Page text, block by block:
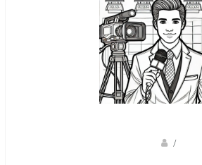
/